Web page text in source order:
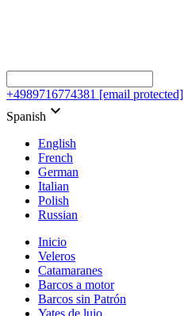
+4989716774381 [email protected]
Spanish keyboard_arrow_down
English
French
German
Italian
Polish
Russian
Inicio
Veleros
Catamaranes
Barcos a motor
Barcos sin Patrón
Yates de lujo